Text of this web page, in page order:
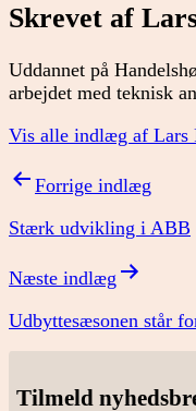
Skrevet af
Uddannet på
arbejdet med teknisk
Vis alle indlæg af Lars
Forrige indlæg
Stærk udvikling i ABB
Næste indlæg
Udbyttesæsonen står
Tilmeld